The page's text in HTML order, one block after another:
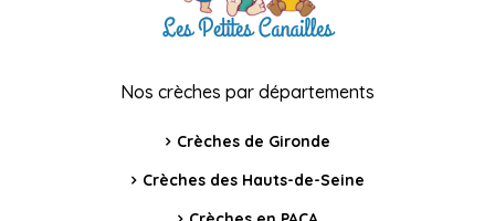
Nos crèches par départements
Crèches de Gironde
Crèches des Hauts-de-Seine